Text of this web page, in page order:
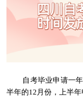
自考毕业申请一年
半年的12月份，上半